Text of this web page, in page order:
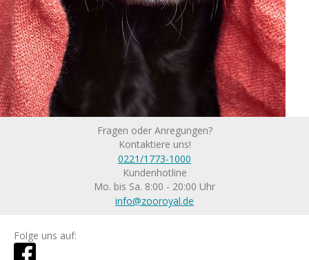
Fragen oder Anregungen?
Kontaktiere uns!
0221/1773-1000
Kundenhotline
Mo. bis Sa. 8:00 - 20:00 Uhr
info@zooroyal.de
Folge uns auf: